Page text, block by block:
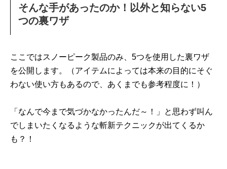
そんな手があったのか！以外と知らない5
つの裏ワザ
ここではスノーピーク製品のみ、5つを使用した裏ワザ
を公開します。（アイテムによっては本来の目的にそぐ
わない使い方もあるので、あくまでも参考程度に！）
「なんで今まで気づかなかったんだ～！」と思わず叫ん
でしまいたくなるような斬新テクニックが出てくるか
も？！